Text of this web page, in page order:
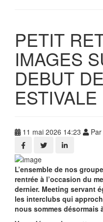
PETIT
IMAGES
DEBUT
ESTIVALE
11 mai 2026 14:23 Par
L’ensemble de nos
rentrée à l’occasion du
dernier. Meeting servant
les interclubs qui
nous sommes désormais